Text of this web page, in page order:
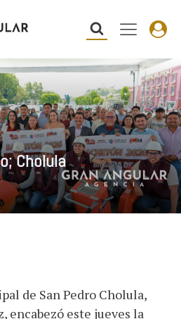
Cholula
de San Pedro Cholula,
encabezó este jueves la